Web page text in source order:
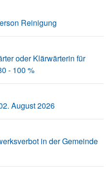
Reinigung
oder Klärwärterin für
- 100 %
August 2026
in der Gemeinde